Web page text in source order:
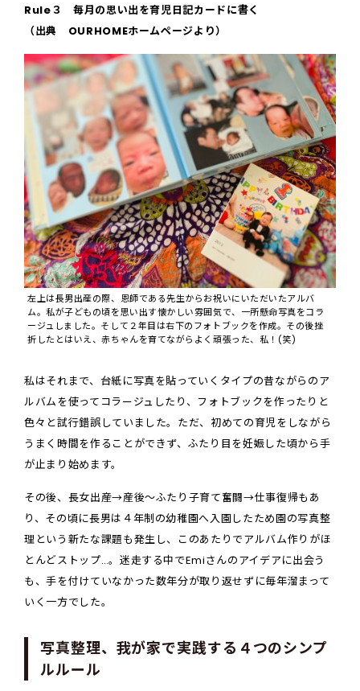
Rule３ 毎月の思い出を育児日記カードに書く
（出典 OURHOMEホームページより）
左上は長男出産の際、恩師である先生からお祝いにいただいたアルバ
ム。私が子どもの頃を思い出す懐かしい雰囲気で、一所懸命写真をコラ
ージュしました。そして２年目は右下のフォトブックを作成。その後挫
折したとはいえ、赤ちゃんを育てながらよく頑張った、私！(笑)
私はそれまで、台紙に写真を貼っていくタイプの昔ながらのア
ルバムを使ってコラージュしたり、フォトブックを作ったりと
色々と試行錯誤していました。ただ、初めての育児をしながら
うまく時間を作ることができず、ふたり目を妊娠した頃から手
が止まり始めます。
その後、長女出産→産後～ふたり子育て奮闘→仕事復帰もあ
り、その頃に長男は４年制の幼稚園へ入園したため園の写真整
理という新たな課題も発生し、このあたりでアルバム作りがほ
とんどストップ…。迷走する中でEmiさんのアイデアに出会う
も、手を付けていなかった数年分が取り返せずに毎年溜まって
いく一方でした。
写真整理、我が家で実践する４つのシンプ
ルルール